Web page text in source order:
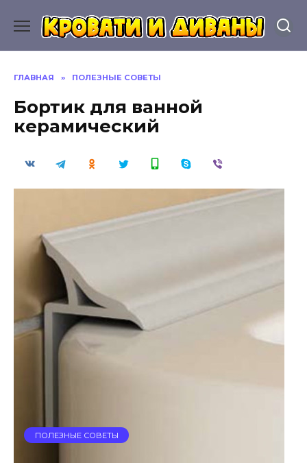
содержанию
ГЛАВНАЯ » ПОЛЕЗНЫЕ СОВЕТЫ
Бортик для ванной
керамический
ПОЛЕЗНЫЕ СОВЕТЫ